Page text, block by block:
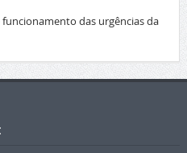
das urgências da